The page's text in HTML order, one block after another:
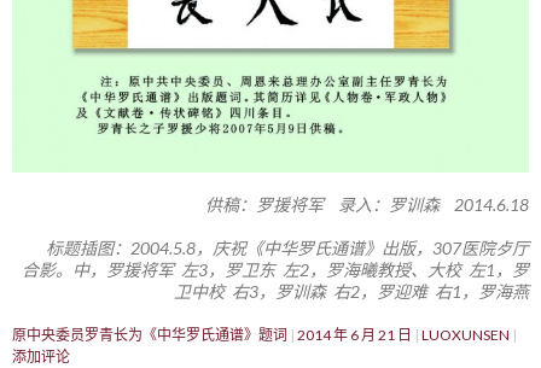
供稿：罗援将军 录入：罗训森 2014.6.18
标题插图：2004.5.8，庆祝《中华罗氏通谱》出版，307医院歺厅
合影。中，罗援将军 左3，罗卫东 左2，罗海曦教授、大校 左1，罗
卫中校 右3，罗训森 右2，罗迎难 右1，罗海燕
原中央委员罗青长为《中华罗氏通谱》题词 2014 年 6 月 21 日
LUOXUNSEN
添加评论